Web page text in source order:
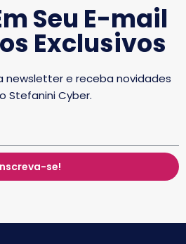
Seu E-mail
Exclusivos
newsletter e receba novidades
Stefanini Cyber.
se!